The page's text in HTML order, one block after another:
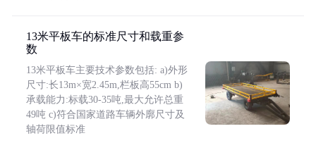
13米平板车的标准尺寸和载重参
数
13米平板车主要技术参数包括: a)外形
尺寸:长13m×宽2.45m,栏板高55cm b)
承载能力:标载30-35吨,最大允许总重
49吨 c)符合国家道路车辆外廓尺寸及
轴荷限值标准